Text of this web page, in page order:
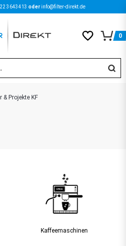
3643413 oder info@filter-direkt.de
0
& Projekte KF
Kaffee­maschinen